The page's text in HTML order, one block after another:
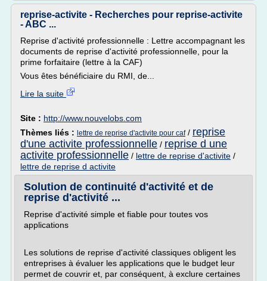
reprise-activite - Recherches pour reprise-activite
- ABC ...
Reprise d'activité professionnelle : Lettre accompagnant les
documents de reprise d'activité professionnelle, pour la
prime forfaitaire (lettre à la CAF)
Vous êtes bénéficiaire du RMI, de...
Lire la suite
Site : http://www.nouvelobs.com
Thèmes liés : lettre de reprise d'activite pour caf/ reprise
d'une activite professionnelle / reprise d une
activite professionnelle / lettre de reprise d'activite /
lettre de reprise d activite
Solution de continuité d'activité et de
reprise d'activité ...
Reprise d'activité simple et fiable pour toutes vos
applications
Les solutions de reprise d'activité classiques obligent les
entreprises à évaluer les applications que le budget leur
permet de couvrir et, par conséquent, à exclure certaines